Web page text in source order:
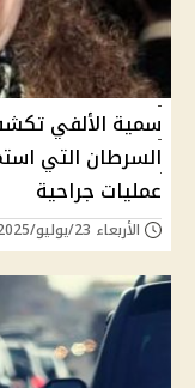
سمية الألفي
عمليات جراحية
الأربعاء 23/يوليو/2025 - 04:47 م